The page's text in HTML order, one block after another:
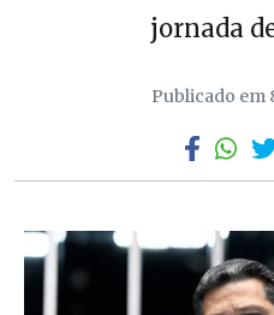
jornada
Publicado em